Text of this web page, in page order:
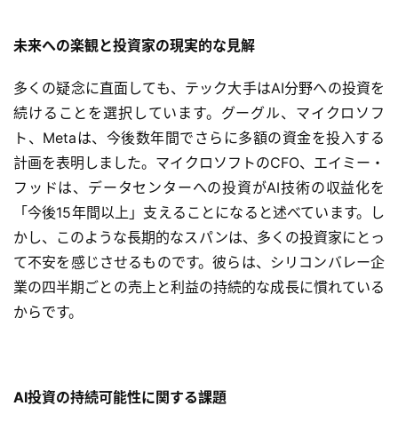
地
A
I
導
ラ
未来への楽観と投資家の現実的な見解
多くの疑念に直面しても、テック大手はAI分野への投資を
続けることを選択しています。グーグル、マイクロソフ
ト、Metaは、今後数年間でさらに多額の資金を投入する
計画を表明しました。マイクロソフトのCFO、エイミー・
フッドは、データセンターへの投資がAI技術の収益化を
「今後15年間以上」支えることになると述べています。し
かし、このような長期的なスパンは、多くの投資家にとっ
て不安を感じさせるものです。彼らは、シリコンバレー企
業の四半期ごとの売上と利益の持続的な成長に慣れている
からです。
AI投資の持続可能性に関する課題